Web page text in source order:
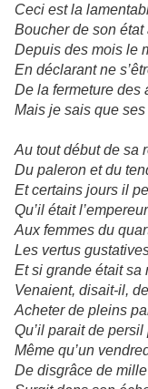
Ceci est la
Boucher de son
Depuis des mois le
En déclarant ne
De la fermeture des
Mais je sais que
Au tout début de sa
Du paleron et du
Et certains jours il
Qu’il était
Aux femmes du
Les vertus
Et si grande était sa
Venaient, disait-il,
Acheter de pleins
Qu’il parait de
Même qu’un
De disgrâce de